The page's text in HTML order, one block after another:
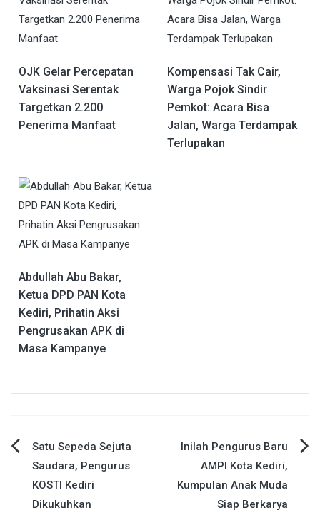
OJK Gelar Percepatan
Vaksinasi Serentak
Targetkan 2.200
Penerima Manfaat
Kompensasi Tak Cair,
Warga Pojok Sindir
Pemkot: Acara Bisa
Jalan, Warga Terdampak
Terlupakan
Abdullah Abu Bakar,
Ketua DPD PAN Kota
Kediri, Prihatin Aksi
Pengrusakan APK di
Masa Kampanye
Navigasi
pos
Satu Sepeda Sejuta
Saudara, Pengurus
KOSTI Kediri
Dikukuhkan
Inilah Pengurus Baru
AMPI Kota Kediri,
Kumpulan Anak Muda
Siap Berkarya